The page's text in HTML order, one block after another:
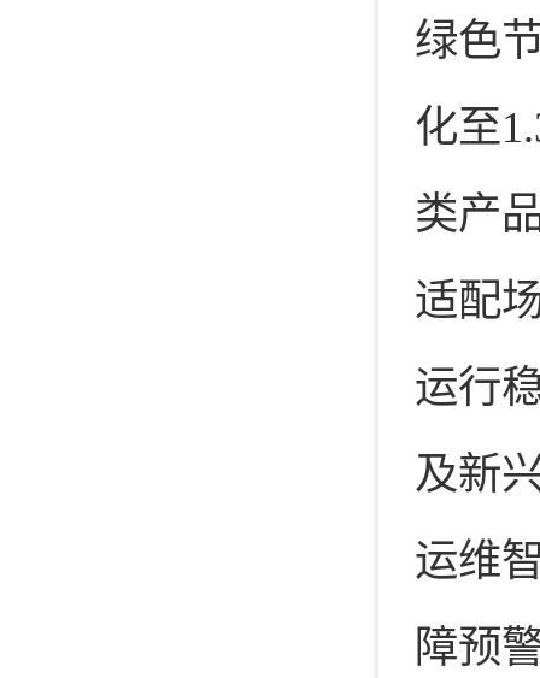
绿色
化至
类产
适配
运行
及新
运维
障预